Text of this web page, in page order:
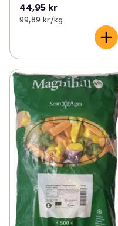
44,95 kr
99,89 kr /kg